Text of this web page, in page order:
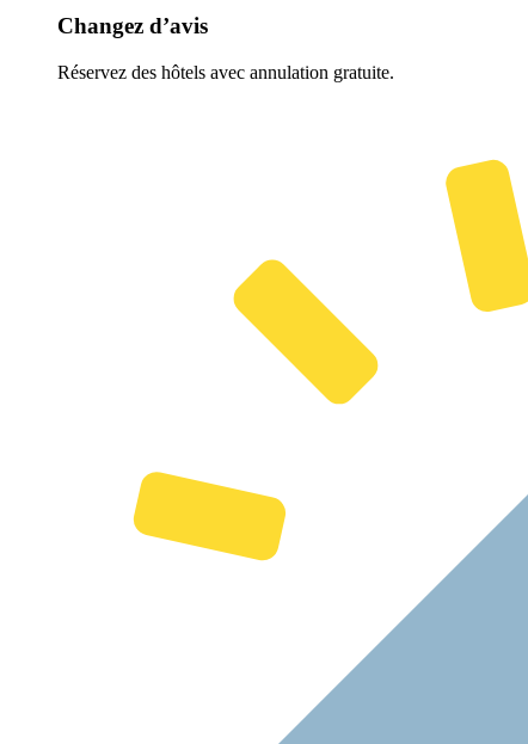
Changez d’avis
Réservez des hôtels avec annulation gratuite.